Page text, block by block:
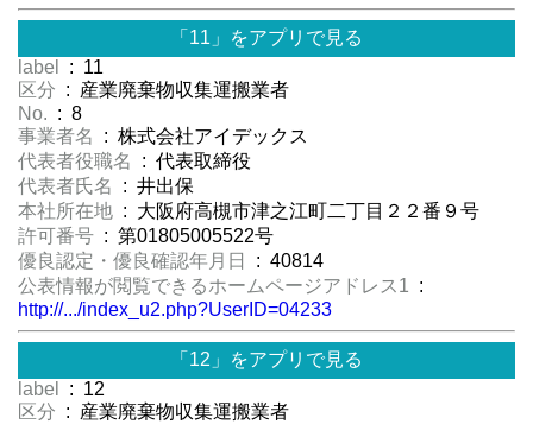
「11」をアプリで見る
label
: 11
区分 : 産業廃棄物収集運搬業者
No. : 8
事業者名
: 株式会社アイデックス
代表者役職名
: 代表取締役
代表者氏名
: 井出保
本社所在地 : 大阪府高槻市津之江町二丁目２２番９号
許可番号 : 第01805005522号
優良認定・優良確認年月日
: 40814
公表情報が閲覧できるホームページアドレス1 :
http://.../index_u2.php?UserID=04233
「12」をアプリで見る
label
: 12
区分 : 産業廃棄物収集運搬業者